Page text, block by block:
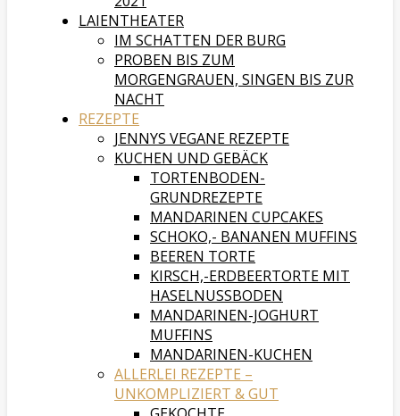
LAIENTHEATER
IM SCHATTEN DER BURG
PROBEN BIS ZUM
MORGENGRAUEN, SINGEN BIS ZUR
NACHT
REZEPTE
JENNYS VEGANE REZEPTE
KUCHEN UND GEBÄCK
TORTENBODEN-
GRUNDREZEPTE
MANDARINEN CUPCAKES
SCHOKO,- BANANEN MUFFINS
BEEREN TORTE
KIRSCH,-ERDBEERTORTE MIT
HASELNUSSBODEN
MANDARINEN-JOGHURT
MUFFINS
MANDARINEN-KUCHEN
ALLERLEI REZEPTE –
UNKOMPLIZIERT & GUT